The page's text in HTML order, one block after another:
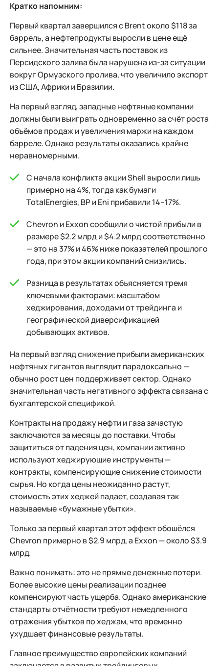
Кратко напомним:
Первый квартал завершился с Brent около $118 за
баррель, а нефтепродукты выросли в цене ещё
сильнее. Значительная часть поставок из
Персидского залива была нарушена из-за ситуации
вокруг Ормузского пролива, что увеличило экспорт
из США, Африки и Бразилии.
На первый взгляд, западные нефтяные компании
должны были выиграть одновременно за счёт роста
объёмов продаж и увеличения маржи на каждом
барреле. Однако результаты оказались крайне
неравномерными.
С начала конфликта акции Shell выросли лишь
примерно на 4%, тогда как бумаги
TotalEnergies, BP и Eni прибавили 14–17%.
Chevron и Exxon сообщили о чистой прибыли в
размере $2.2 млрд и $4.2 млрд соответственно
— это на 37% и 46% ниже показателей прошлого
года, при этом акции компаний снизились.
Разница в результатах объясняется тремя
ключевыми факторами: масштабом
хеджирования, доходами от трейдинга и
географической диверсификацией
добывающих активов.
На первый взгляд снижение прибыли американских
нефтяных гигантов выглядит парадоксально —
обычно рост цен поддерживает сектор. Однако
значительная часть негативного эффекта связана с
бухгалтерской спецификой.
Контракты на продажу нефти и газа зачастую
заключаются за месяцы до поставки. Чтобы
защититься от падения цен, компании активно
используют хеджирующие инструменты —
контракты, компенсирующие снижение стоимости
сырья. Но когда цены неожиданно растут,
стоимость этих хеджей падает, создавая так
называемые «бумажные убытки».
Только за первый квартал этот эффект обошёлся
Chevron примерно в $2.9 млрд, а Exxon — около $3.9
млрд.
Важно понимать: это не прямые денежные потери.
Более высокие цены реализации позднее
компенсируют часть ущерба. Однако американские
стандарты отчётности требуют немедленного
отражения убытков по хеджам, что временно
ухудшает финансовые результаты.
Главное преимущество европейских компаний